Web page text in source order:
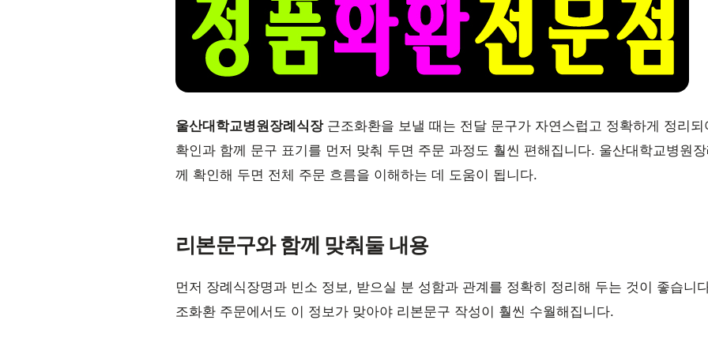
울산대학교병원장례식장근조화환을 보낼 때는 전달 문구가 자연스럽고 정확하게 정리
확인과 함께 문구 표기를 먼저 맞춰 두면 주문 과정도 훨씬 편해집니다. 울산대학교병원
께 확인해 두면 전체 주문 흐름을 이해하는 데 도움이 됩니다.
리본문구와 함께 맞춰둘 내용
먼저 장례식장명과 빈소 정보, 받으실 분 성함과 관계를 정확히 정리해 두는 것이 좋습니
조화환 주문에서도 이 정보가 맞아야 리본문구 작성이 훨씬 수월해집니다.